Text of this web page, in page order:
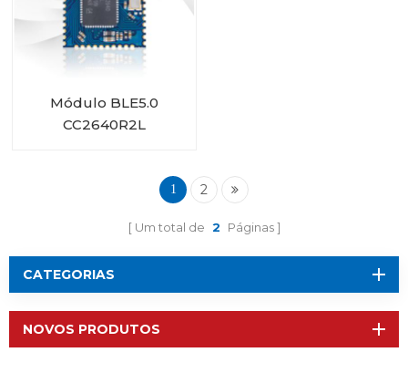
Módulo BLE5.0
CC2640R2L
1 2
Um total de 2 Páginas
CATEGORIAS
NOVOS PRODUTOS